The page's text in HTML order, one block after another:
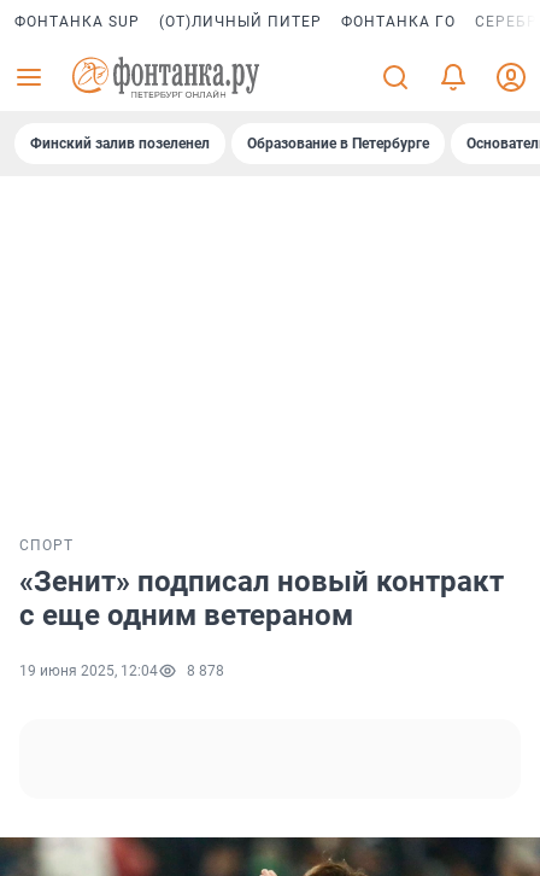
ФОНТАНКА SUP (ОТ)ЛИЧНЫЙ ПИТЕР ФОНТАНКА ГО
Финский залив позеленел Образование в Петербурге
СПОРТ
«Зенит» подписал новый контракт
с еще одним ветераном
19 июня 2025, 12:04 8 878